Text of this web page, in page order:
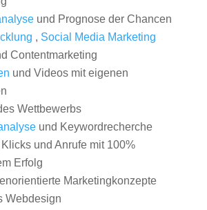
und Prognose der Chancen
, Social Media Marketing
Contentmarketing
und Videos mit eigenen
Wettbewerbs
und Keywordrecherche
und Anrufe mit 100%
Erfolg
Marketingkonzepte
Webdesign